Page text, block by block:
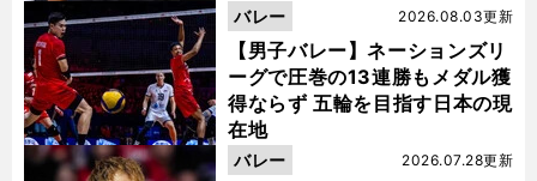
【男子バレー】ネーションズリ
ーグで圧巻の13連勝もメダル獲
得ならず 五輪を目指す日本の現
在地
2026.08.03更新
バレー
2026.07.28更新
バレー